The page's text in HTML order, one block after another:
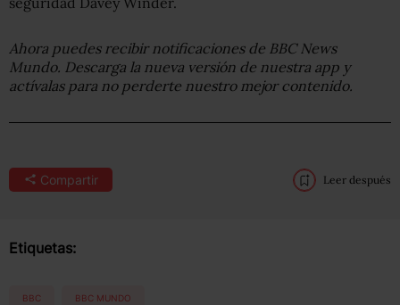
Ahora puedes recibir notificaciones de BBC News
Mundo. Descarga la nueva versión de nuestra app y
actívalas para no perderte nuestro mejor contenido.
Compartir Leer después
Etiquetas:
BBC BBC MUNDO